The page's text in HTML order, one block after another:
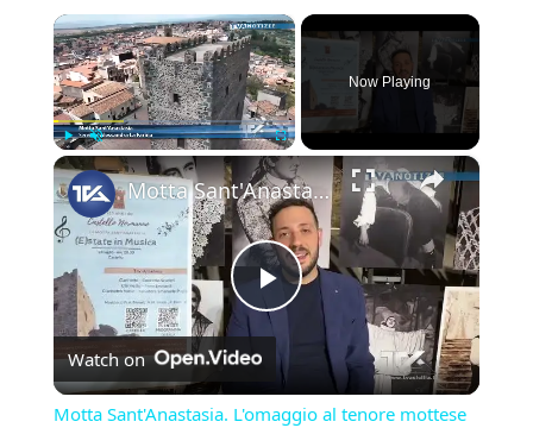
×
Play Unmute Fullscreen
Now Playing
×
Play
Video
Motta Sant'Anastasia. L'omaggio al tenore mottese Giuseppe Di Stefano nel giorno della sua nascita.
Watch on
Motta Sant'Anastasia. L'omaggio al tenore mottese